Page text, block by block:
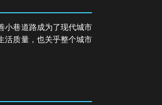
小巷道路成为了现代城市
活质量，也关乎整个城市